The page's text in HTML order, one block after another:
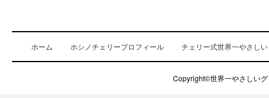
ホーム ホシノチェリープロフィール チェリー式世界一やさし
Copyright©世界一やさしい